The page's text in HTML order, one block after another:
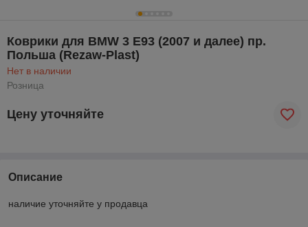
Коврики для BMW 3 E93 (2007 и далее) пр.
Польша (Rezaw-Plast)
Нет в наличии
Розница
Цену уточняйте
Описание
наличие уточняйте у продавца